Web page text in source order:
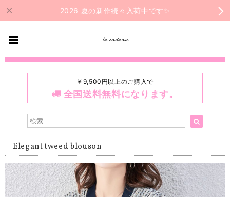
2026 夏の新作続々入荷中です✨
le cadeau
￥9,500円以上のご購入で
全国送料無料になります。
Elegant tweed blouson